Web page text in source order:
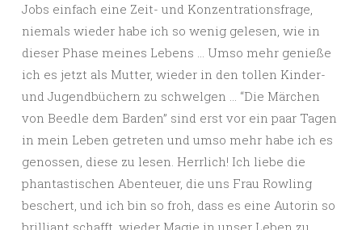
Jobs einfach eine Zeit- und Konzentrationsfrage,
niemals wieder habe ich so wenig gelesen, wie in
dieser Phase meines Lebens … Umso mehr genieße
ich es jetzt als Mutter, wieder in den tollen Kinder-
und Jugendbüchern zu schwelgen … “Die Märchen
von Beedle dem Barden” sind erst vor ein paar Tagen
in mein Leben getreten und umso mehr habe ich es
genossen, diese zu lesen. Herrlich! Ich liebe die
phantastischen Abenteuer, die uns Frau Rowling
beschert, und ich bin so froh, dass es eine Autorin so
brilliant schafft, wieder Magie in unser Leben zu